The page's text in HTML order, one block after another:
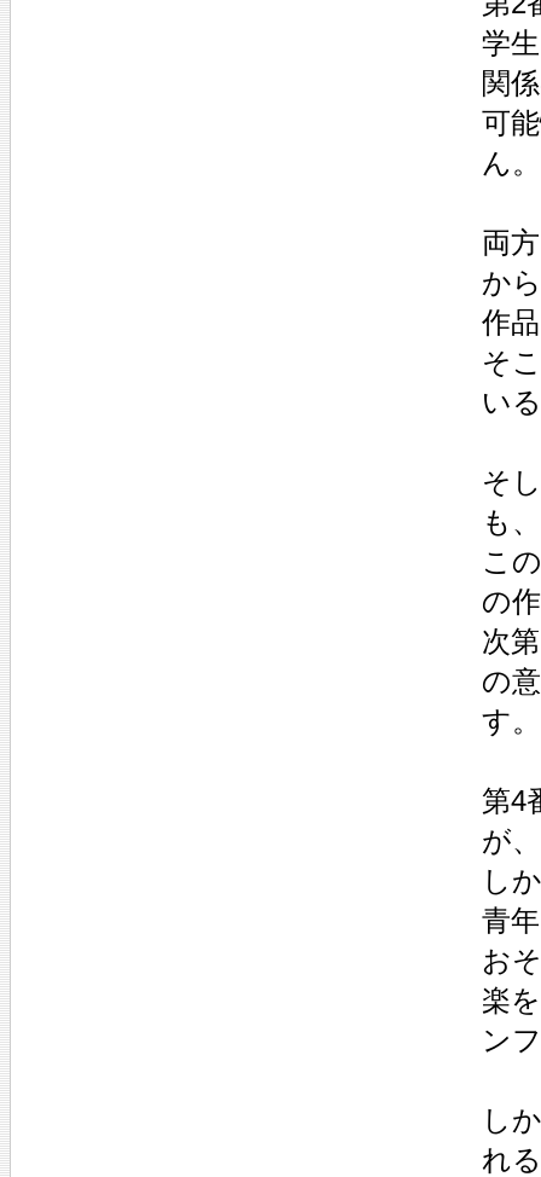
学
関
可
ん。
両
か
作
そ
い
そ
も
こ
の
次
の
す。
第4
が
し
青
お
楽
ン
し
れ